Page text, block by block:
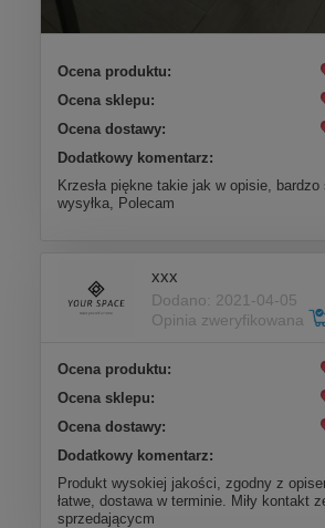
Ocena produktu:
Ocena sklepu:
Ocena dostawy:
Dodatkowy komentarz:
Krzesła piękne takie jak w opisie,
wysyłka, Polecam
xxx
Dodano: 2021-04-05
Opinia zweryfikowana
Ocena produktu:
Ocena sklepu:
Ocena dostawy:
Dodatkowy komentarz:
Produkt wysokiej jakości, zgodny z
łatwe, dostawa w terminie. Miły kontakt
sprzedającycm